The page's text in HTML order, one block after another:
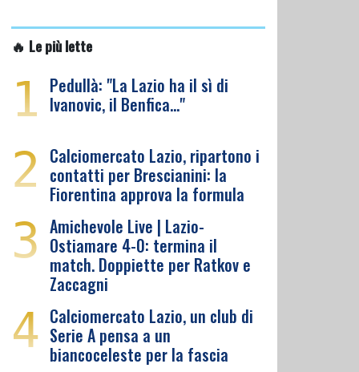
🔥 Le più lette
1 Pedullà: "La Lazio ha il sì di
Ivanovic, il Benfica…"
2 Calciomercato Lazio, ripartono i
contatti per Brescianini: la
Fiorentina approva la formula
3 Amichevole Live | Lazio-
Ostiamare 4-0: termina il
match. Doppiette per Ratkov e
Zaccagni
4 Calciomercato Lazio, un club di
Serie A pensa a un
biancoceleste per la fascia